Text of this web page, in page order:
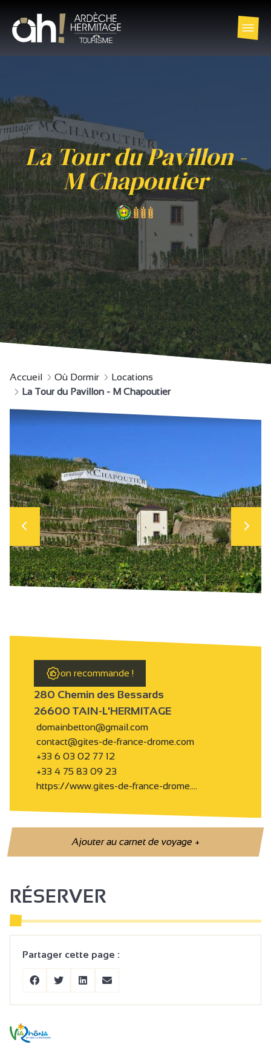
La Tour du Pavillon -
M Chapoutier
Accueil Où Dormir
Locations
La Tour du Pavillon - M Chapoutier
on recommande !
280 Chemin des Bessards
26600 TAIN-L'HERMITAGE
domainbetton@gmail.com
contact@gites-de-france-drome.com
+33 6 03 02 77 12
+33 4 75 83 09 23
https://www.gites-de-france-drome.…
Ajouter au carnet de voyage+
RÉSERVER
Partager cette page :